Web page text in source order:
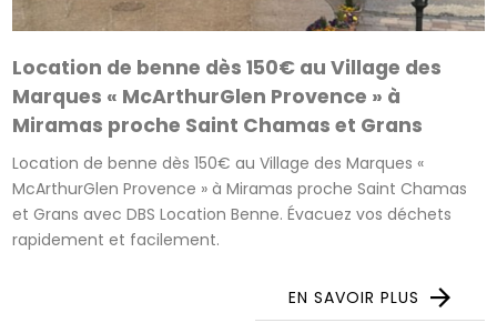
Location de benne dès 150€ au Village des
Marques « McArthurGlen Provence » à
Miramas proche Saint Chamas et Grans
Location de benne dès 150€ au Village des Marques «
McArthurGlen Provence » à Miramas proche Saint Chamas
et Grans avec DBS Location Benne. Évacuez vos déchets
rapidement et facilement.
EN SAVOIR PLUS